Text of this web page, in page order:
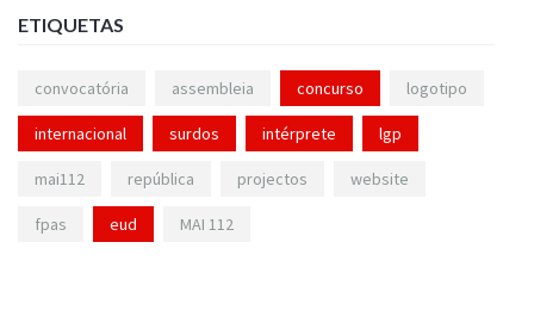
ETIQUETAS
convocatória assembleia concurso logotipo
internacional surdos intérprete lgp
mai112 república projectos website
fpas eud MAI 112